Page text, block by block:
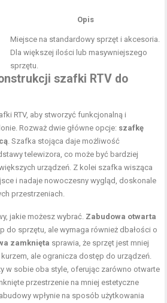
Opis
Miejsce na standardowy sprzęt i akcesoria.
Dla większej ilości lub masywniejszego
sprzętu.
szafki RTV do
RTV, aby stworzyć funkcjonalną i
Rozważ dwie główne opcje: szafkę
. Szafka stojąca daje możliwość
telewizora, co może być bardziej
urządzeń. Z kolei szafka wisząca
i nadaje nowoczesny wygląd, doskonale
przestrzeniach.
jakie możesz wybrać. Zabudowa otwarta
do sprzętu, ale wymaga również dbałości o
zamknięta sprawia, że sprzęt jest mniej
ale ogranicza dostęp do urządzeń.
w sobie oba style, oferując zarówno otwarte
przestrzenie na mniej estetyczne
wpłynie na sposób użytkowania